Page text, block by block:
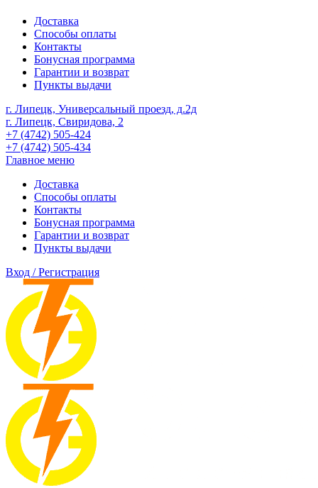
Доставка
Способы оплаты
Контакты
Бонусная программа
Гарантии и возврат
Пункты выдачи
г. Липецк, Универсальный проезд, д.2д
г. Липецк, Свиридова, 2
+7 (4742) 505-424
+7 (4742) 505-434
Главное меню
Доставка
Способы оплаты
Контакты
Бонусная программа
Гарантии и возврат
Пункты выдачи
Вход / Регистрация